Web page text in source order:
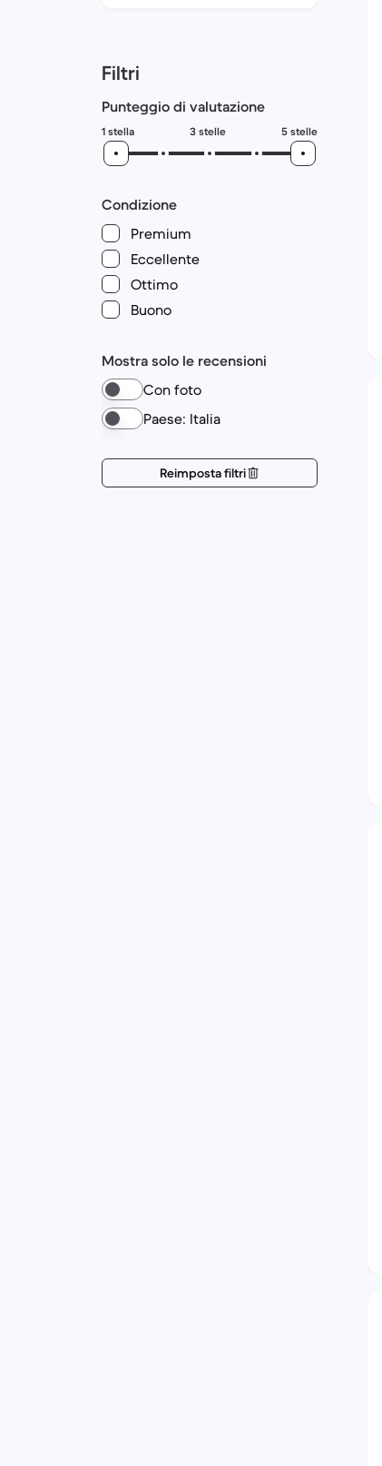
Filtri
Punteggio di valutazione
1 stella 3 stelle 5 stelle
Condizione
Premium
Eccellente
Ottimo
Buono
Mostra solo le recensioni
Con foto
Paese: Italia
Reimposta filtri